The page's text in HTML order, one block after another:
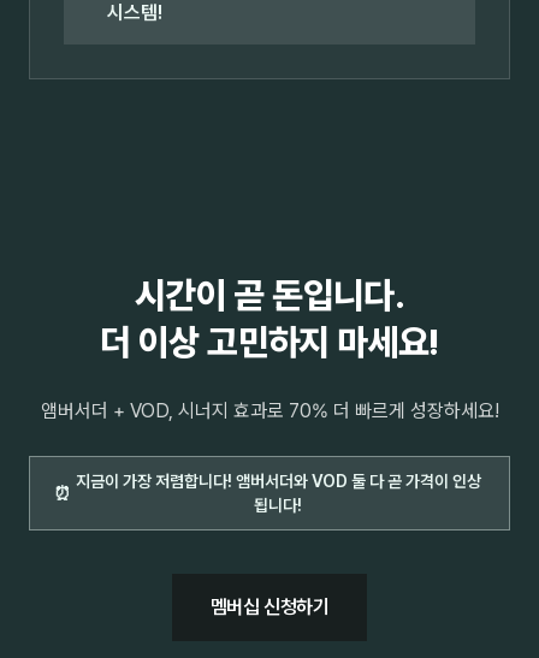
시스템!
시간이 곧 돈입니다.
더 이상 고민하지 마세요!
앰버서더 + VOD, 시너지 효과로 70% 더 빠르게 성장하세요!
⏰
지금이 가장 저렴합니다! 앰버서더와 VOD 둘 다 곧 가격이 인상
됩니다!
멤버십 신청하기